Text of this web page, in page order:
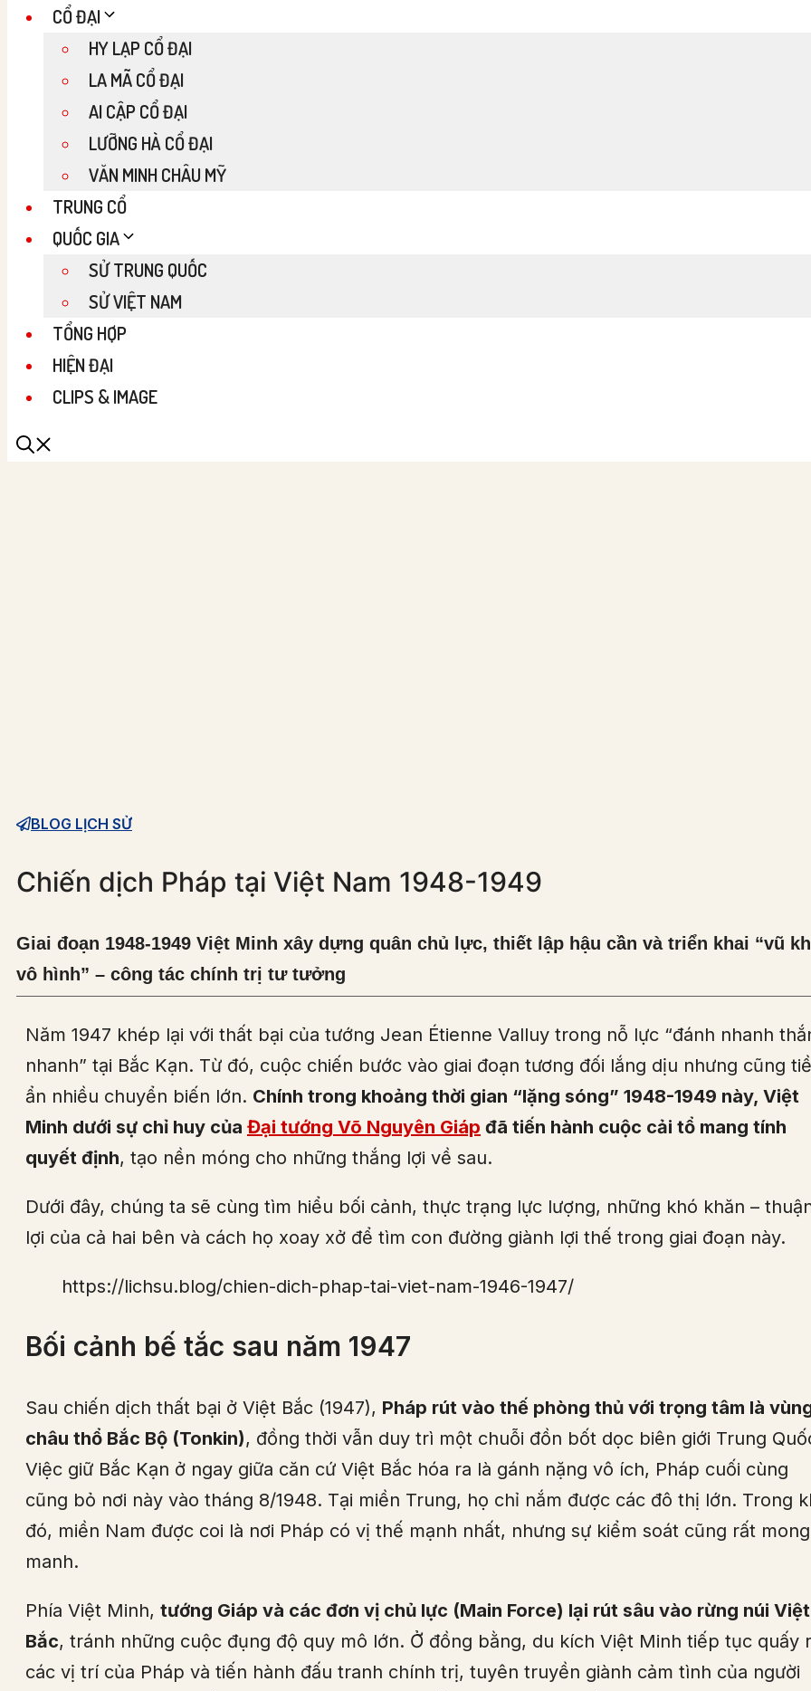
CỔ ĐẠI
HY LẠP CỔ ĐẠI
LA MÃ CỔ ĐẠI
AI CẬP CỔ ĐẠI
LƯỠNG HÀ CỔ ĐẠI
VĂN MINH CHÂU MỸ
TRUNG CỔ
QUỐC GIA
SỬ TRUNG QUỐC
SỬ VIỆT NAM
TỔNG HỢP
HIỆN ĐẠI
CLIPS & IMAGE
BLOG LỊCH SỬ
Chiến dịch Pháp tại Việt Nam 1948-1949
Giai đoạn 1948-1949 Việt Minh xây dựng quân chủ lực, thiết lập hậu cần và triển khai “vũ
vô hình” – công tác chính trị tư tưởng
Năm 1947 khép lại với thất bại của tướng Jean Étienne Valluy trong nỗ lực “đánh nhanh
nhanh” tại Bắc Kạn. Từ đó, cuộc chiến bước vào giai đoạn tương đối lắng dịu nhưng cũng
ẩn nhiều chuyển biến lớn. Chính trong khoảng thời gian “lặng sóng” 1948-1949 này, Việt
Minh dưới sự chỉ huy của Đại tướng Võ Nguyên Giáp đã tiến hành cuộc cải tổ mang tính
quyết định, tạo nền móng cho những thắng lợi về sau.
Dưới đây, chúng ta sẽ cùng tìm hiểu bối cảnh, thực trạng lực lượng, những khó khăn –
lợi của cả hai bên và cách họ xoay xở để tìm con đường giành lợi thế trong giai đoạn này.
https://lichsu.blog/chien-dich-phap-tai-viet-nam-1946-1947/
Bối cảnh bế tắc sau năm 1947
Sau chiến dịch thất bại ở Việt Bắc (1947), Pháp rút vào thế phòng thủ với trọng tâm là
châu thổ Bắc Bộ (Tonkin), đồng thời vẫn duy trì một chuỗi đồn bốt dọc biên giới Trung
Việc giữ Bắc Kạn ở ngay giữa căn cứ Việt Bắc hóa ra là gánh nặng vô ích, Pháp cuối cùng
cũng bỏ nơi này vào tháng 8/1948. Tại miền Trung, họ chỉ nắm được các đô thị lớn. Trong
đó, miền Nam được coi là nơi Pháp có vị thế mạnh nhất, nhưng sự kiểm soát cũng rất mong
manh.
Phía Việt Minh, tướng Giáp và các đơn vị chủ lực (Main Force) lại rút sâu vào rừng núi Việt
Bắc, tránh những cuộc đụng độ quy mô lớn. Ở đồng bằng, du kích Việt Minh tiếp tục quấy
các vị trí của Pháp và tiến hành đấu tranh chính trị, tuyên truyền giành cảm tình của người